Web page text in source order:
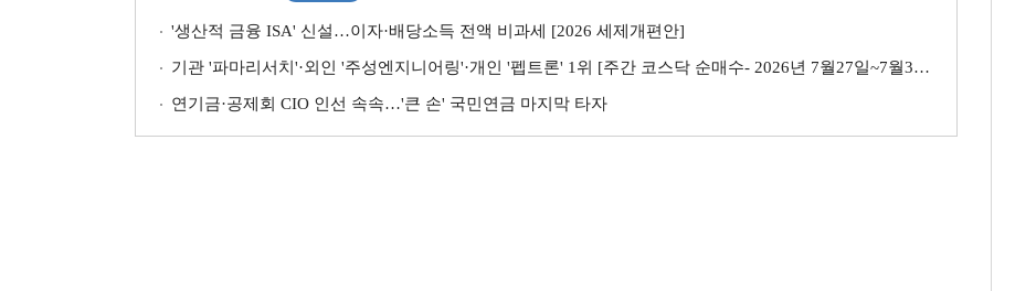
'생산적 금융 ISA' 신설…이자·배당소득 전액 비과세 [2026 세제개편안]
기관 '파마리서치'·외인 '주성엔지니어링'·개인 '펩트론' 1위 [주간 코스닥 순매수- 2026년 7월27일~7월31일]
연기금·공제회 CIO 인선 속속…'큰 손' 국민연금 마지막 타자